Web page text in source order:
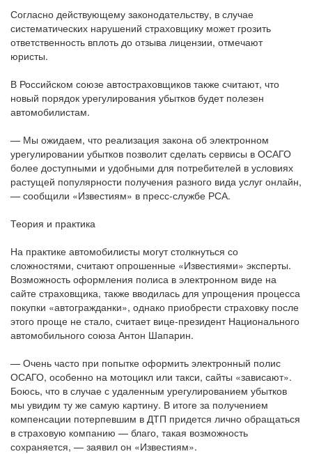
Согласно действующему законодательству, в случае
систематических нарушений страховщику может грозить
ответственность вплоть до отзыва лицензии, отмечают
юристы.
В Российском союзе автостраховщиков также считают, что
новый порядок урегулирования убытков будет полезен
автомобилистам.
— Мы ожидаем, что реализация закона об электронном
урегулировании убытков позволит сделать сервисы в ОСАГО
более доступными и удобными для потребителей в условиях
растущей популярности получения разного вида услуг онлайн,
— сообщили «Известиям» в пресс-службе РСА.
Теория и практика
На практике автомобилисты могут столкнуться со
сложностями, считают опрошенные «Известиями» эксперты.
Возможность оформления полиса в электронном виде на
сайте страховщика, также вводилась для упрощения процесса
покупки «автогражданки», однако приобрести страховку после
этого проще не стало, считает вице-президент Национального
автомобильного союза Антон Шапарин.
— Очень часто при попытке оформить электронный полис
ОСАГО, особенно на мотоцикл или такси, сайты «зависают».
Боюсь, что в случае с удаленным урегулированием убытков
мы увидим ту же самую картину. В итоге за получением
компенсации потерпевшим в ДТП придется лично обращаться
в страховую компанию — благо, такая возможность
сохраняется, — заявил он «Известиям».